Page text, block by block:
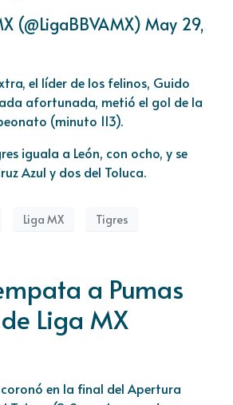
(@LigaBBVAMX) May 29,
el líder de los felinos, Guido
afortunada, metió el gol de la
(minuto 113).
iguala a León, con ocho, y se
Azul y dos del Toluca.
Liga MX Tigres
a Pumas
Liga MX
coronó en la final del Apertura